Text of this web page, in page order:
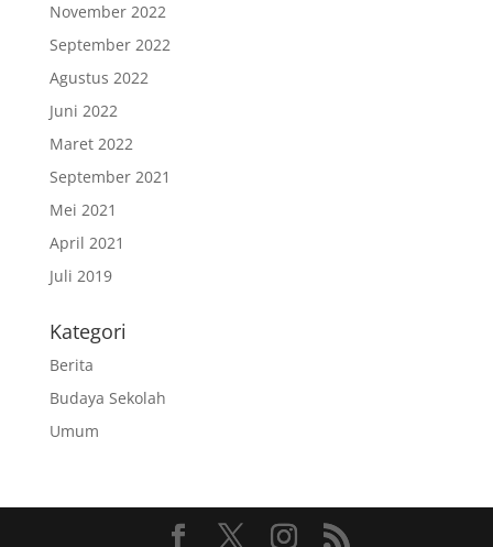
November 2022
September 2022
Agustus 2022
Juni 2022
Maret 2022
September 2021
Mei 2021
April 2021
Juli 2019
Kategori
Berita
Budaya Sekolah
Umum